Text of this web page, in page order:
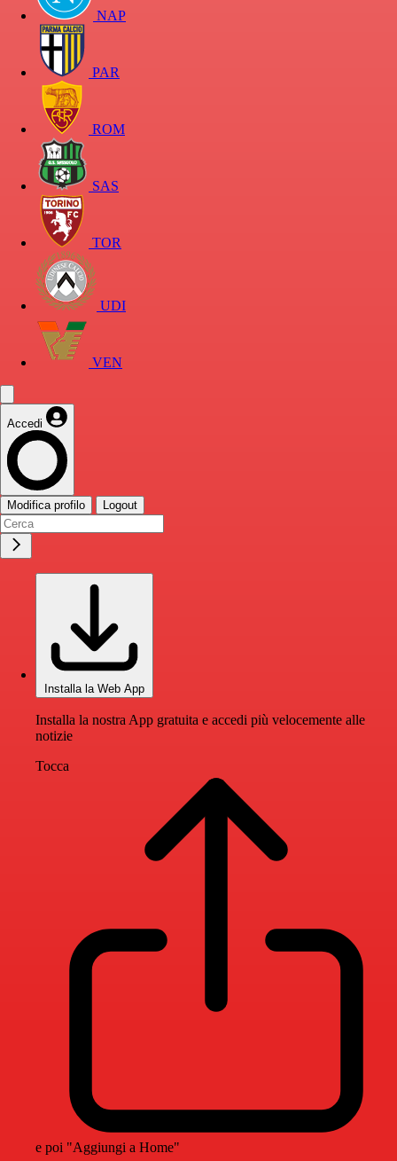
NAP
PAR
ROM
SAS
TOR
UDI
VEN
Accedi
Modifica profilo Logout
Installa la Web App
Installa la nostra App gratuita e accedi più velocemente alle
notizie
Tocca
e poi "Aggiungi a Home"